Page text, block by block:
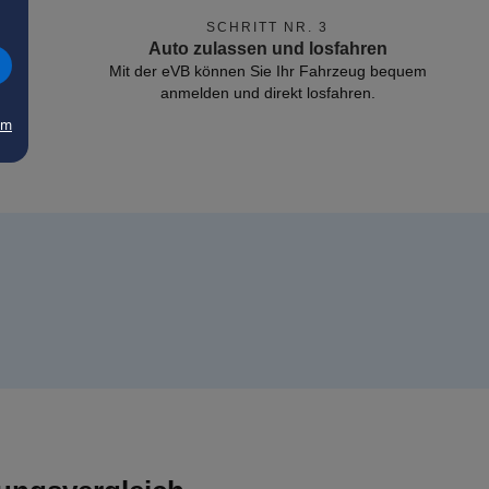
SCHRITT NR. 3
Auto zulassen und losfahren
Mit der eVB können Sie Ihr Fahrzeug bequem
anmelden und direkt losfahren.